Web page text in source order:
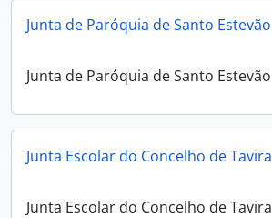
Junta de Paróquia de Santo Estevão
Junta de Paróquia de Santo Estevão
Junta Escolar do Concelho de Tavira
Junta Escolar do Concelho de Tavira